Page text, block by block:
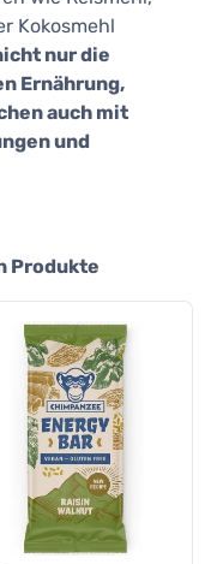
Kokosmehl
nur die
Ernährung,
auch mit
und
Produkte